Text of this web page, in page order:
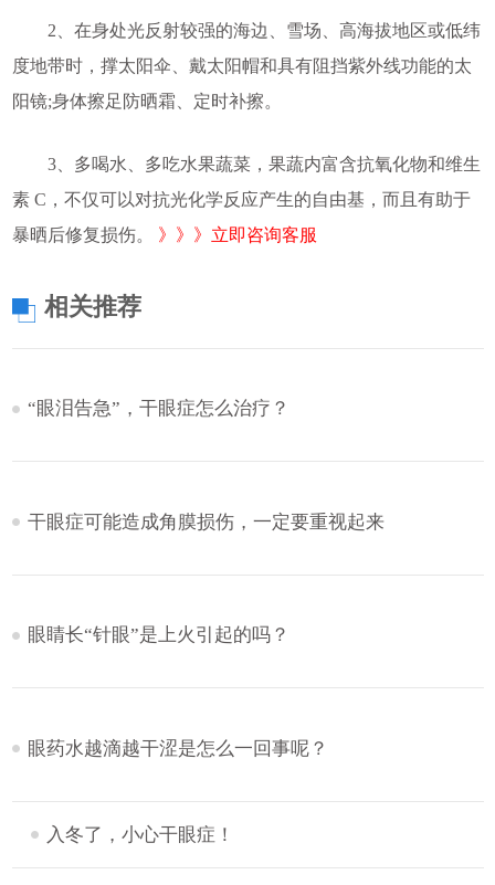
2、在身处光反射较强的海边、雪场、高海拔地区或低纬
度地带时，撑太阳伞、戴太阳帽和具有阻挡紫外线功能的太
阳镜;身体擦足防晒霜、定时补擦。
3、多喝水、多吃水果蔬菜，果蔬内富含抗氧化物和维生
素 C，不仅可以对抗光化学反应产生的自由基，而且有助于
暴晒后修复损伤。 》》》立即咨询客服
相关推荐
“眼泪告急”，干眼症怎么治疗？
干眼症可能造成角膜损伤，一定要重视起来
眼睛长“针眼”是上火引起的吗？
眼药水越滴越干涩是怎么一回事呢？
入冬了，小心干眼症！